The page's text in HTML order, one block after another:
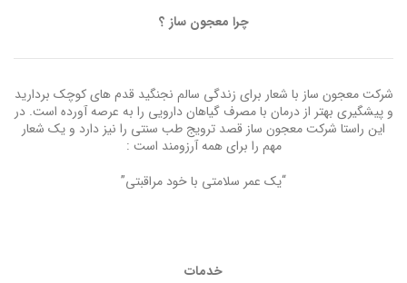
چرا معجون ساز ؟
شرکت معجون ساز با شعار برای زندگی سالم نجنگید قدم های کوچک بردارید
و پیشگیری بهتر از درمان با مصرف گیاهان دارویی را به عرصه آورده است. در
این راستا شرکت معجون ساز قصد ترویج طب سنتی را نیز دارد و یک شعار
مهم را برای همه آرزومند است :
“یک عمر سلامتی با خود مراقبتی”
خدمات